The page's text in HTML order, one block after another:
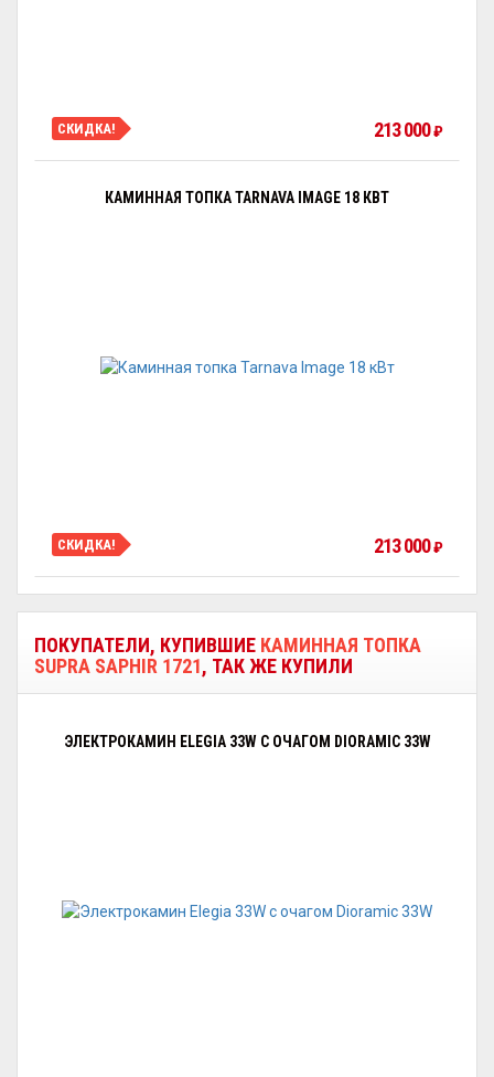
СКИДКА! 213 000₽
КАМИННАЯ ТОПКА TARNAVA IMAGE 18 КВТ
СКИДКА! 213 000₽
ПОКУПАТЕЛИ, КУПИВШИЕ КАМИННАЯ ТОПКА
SUPRA SAPHIR 1721, ТАК ЖЕ КУПИЛИ
ЭЛЕКТРОКАМИН ELEGIA 33W С ОЧАГОМ DIORAMIC 33W